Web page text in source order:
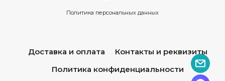
Политика персональных данных
Доставка и оплата
Контакты и реквизиты
Политика конфиденциальности